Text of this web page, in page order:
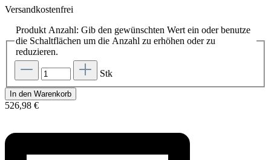
Versandkostenfrei
Produkt Anzahl: Gib den gewünschten Wert ein oder benutze
die Schaltflächen um die Anzahl zu erhöhen oder zu
reduzieren.
Stk
In den Warenkorb
526,98 €